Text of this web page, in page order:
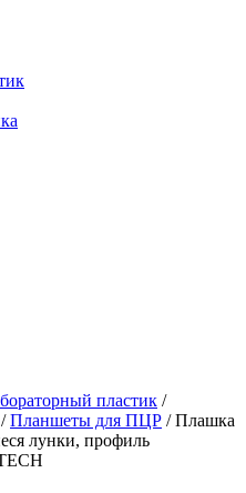
пластик /
/Планшеты для ПЦР /Плашка
лунки, профиль